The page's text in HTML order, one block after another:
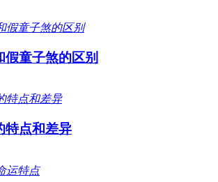
假童子煞的区别
特点和差异